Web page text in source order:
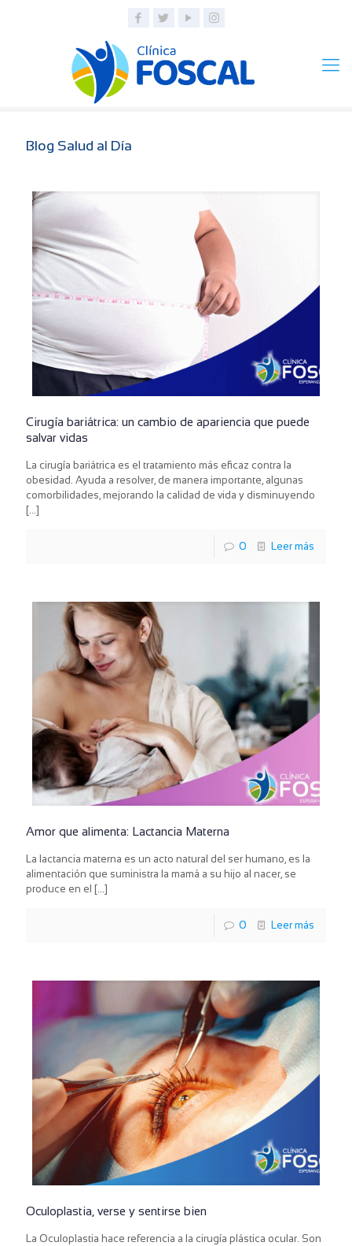
Blog Salud al Día
Cirugía bariátrica: un cambio de apariencia que puede
salvar vidas
La cirugía bariátrica es el tratamiento más eficaz contra la
obesidad. Ayuda a resolver, de manera importante, algunas
comorbilidades, mejorando la calidad de vida y disminuyendo
[…]
0 Leer más
Amor que alimenta: Lactancia Materna
La lactancia materna es un acto natural del ser humano, es la
alimentación que suministra la mamá a su hijo al nacer, se
produce en el […]
0 Leer más
Oculoplastia, verse y sentirse bien
La Oculoplastia hace referencia a la cirugía plástica ocular. Son